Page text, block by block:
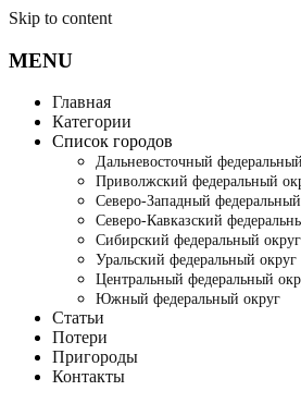
Skip to content
MENU
Главная
Категории
Список городов
Дальневосточный
Приволжский федеральный
Северо-Западный
Северо-Кавказский
Сибирский федеральный округ
Уральский федеральный округ
Центральный федеральный
Южный федеральный округ
Статьи
Потери
Пригороды
Контакты